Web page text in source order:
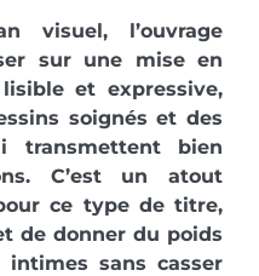
visuel, l’ouvrage
sur une mise en
et expressive,
soignés et des
transmettent bien
C’est un atout
ce type de titre,
de donner du poids
intimes sans casser